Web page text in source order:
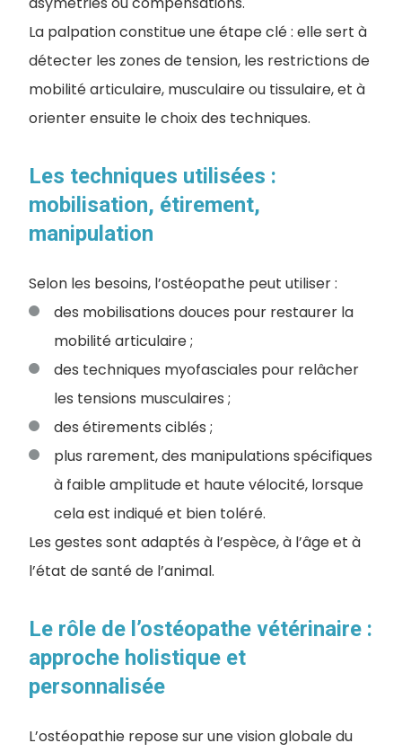
La palpation constitue une étape clé : elle sert à
détecter les zones de tension, les restrictions de
mobilité articulaire, musculaire ou tissulaire, et à
orienter ensuite le choix des techniques.
Les techniques utilisées :
mobilisation, étirement,
manipulation
Selon les besoins, l’ostéopathe peut utiliser :
des mobilisations douces pour restaurer la
mobilité articulaire ;
des techniques myofasciales pour relâcher
les tensions musculaires ;
des étirements ciblés ;
plus rarement, des manipulations spécifiques
à faible amplitude et haute vélocité, lorsque
cela est indiqué et bien toléré.
Les gestes sont adaptés à l’espèce, à l’âge et à
l’état de santé de l’animal.
Le rôle de l’ostéopathe vétérinaire :
approche holistique et
personnalisée
L’ostéopathie repose sur une vision globale du